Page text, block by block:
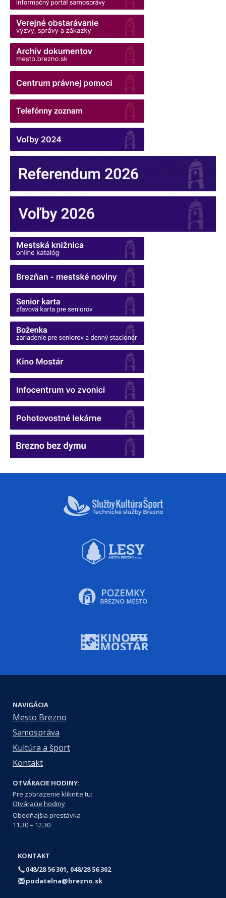
NAVIGÁCIA
Mesto Brezno
Samospráva
Kultúra a šport
Kontakt
OTVÁRACIE HODINY:
Pre zobrazenie kliknite tu:
Otváracie hodiny
Obedňajšia prestávka
11.30 – 12.30
KONTAKT
048/28 56 301, 048/28 56 302
podatelna@brezno.sk